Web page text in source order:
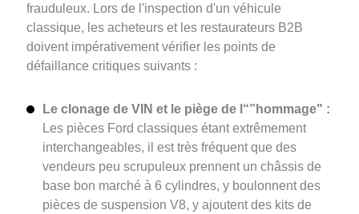
frauduleux. Lors de l'inspection d'un véhicule
classique, les acheteurs et les restaurateurs B2B
doivent impérativement vérifier les points de
défaillance critiques suivants :
Le clonage de VIN et le piège de l“”hommage" :
Les pièces Ford classiques étant extrêmement
interchangeables, il est très fréquent que des
vendeurs peu scrupuleux prennent un châssis de
base bon marché à 6 cylindres, y boulonnent des
pièces de suspension V8, y ajoutent des kits de